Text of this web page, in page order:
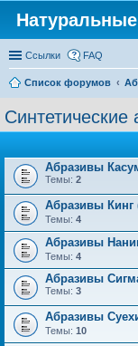
Ссылки FAQ
Список форумов
Синтетические
Абразивы
Темы: 2
Абразивы Кинг
Темы: 4
Абразивы
Темы: 4
Абразивы
Темы: 3
Абразивы
Темы: 10